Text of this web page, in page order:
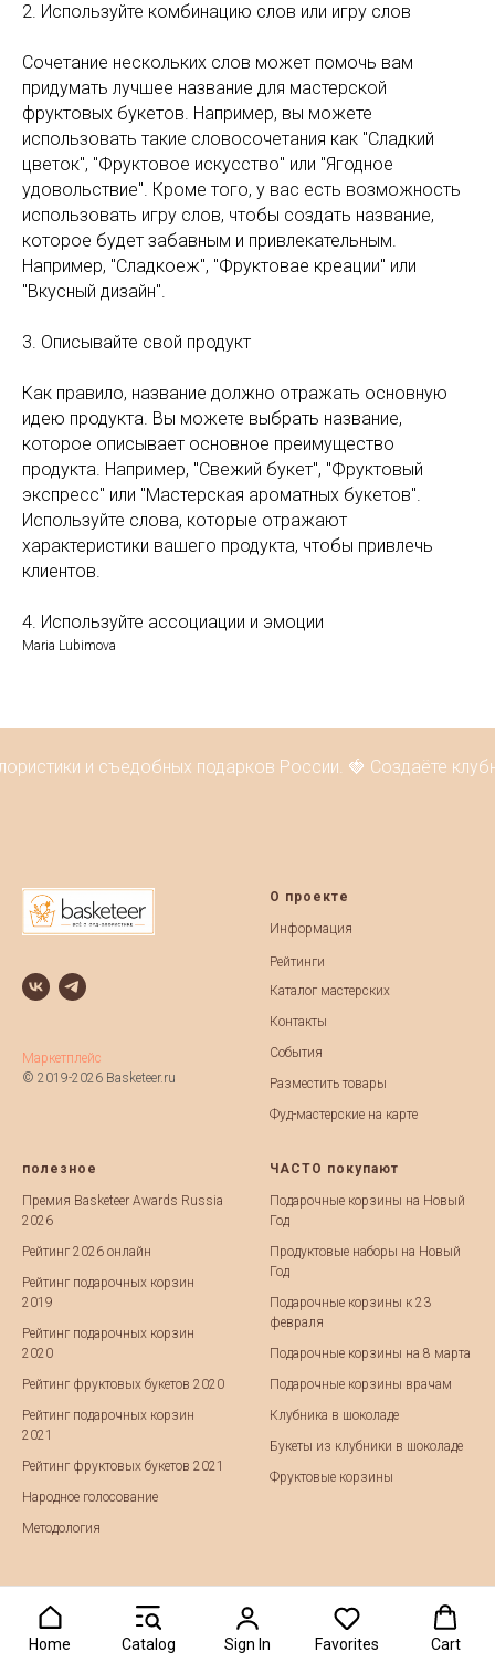
Home Catalog Sign In Favorites Cart
2. Используйте комбинацию слов или игру слов
Сочетание нескольких слов может помочь вам
придумать лучшее название для мастерской
фруктовых букетов. Например, вы можете
использовать такие словосочетания как "Сладкий
цветок", "Фруктовое искусство" или "Ягодное
удовольствие". Кроме того, у вас есть возможность
использовать игру слов, чтобы создать название,
которое будет забавным и привлекательным.
Например, "Сладкоеж", "Фруктовае креации" или
"Вкусный дизайн".
3. Описывайте свой продукт
Как правило, название должно отражать основную
идею продукта. Вы можете выбрать название,
которое описывает основное преимущество
продукта. Например, "Свежий букет", "Фруктовый
экспресс" или "Мастерская ароматных букетов".
Используйте слова, которые отражают
характеристики вашего продукта, чтобы привлечь
клиентов.
4. Используйте ассоциации и эмоции
Maria Lubimova
и съедобных подарков России. 🍓 Создаёте
Маркетплейс
© 2019-2026 Basketeer.ru
О проекте
Информация
Рейтинги
Каталог мастерских
Контакты
События
Разместить товары
Фуд-мастерские на карте
полезное
Премия Basketeer Awards Russia
2026
Рейтинг 2026 онлайн
Рейтинг подарочных корзин
2019
Рейтинг подарочных корзин
2020
Рейтинг фруктовых букетов 2020
Рейтинг подарочных корзин
2021
Рейтинг фруктовых букетов 2021
Народное голосование
Методология
ЧАСТО покупают
Подарочные корзины на Новый
Год
Продуктовые наборы на Новый
Год
Подарочные корзины к 23
февраля
Подарочные корзины на 8 марта
Подарочные корзины врачам
Клубника в шоколаде
Букеты из клубники в шоколаде
Фруктовые корзины